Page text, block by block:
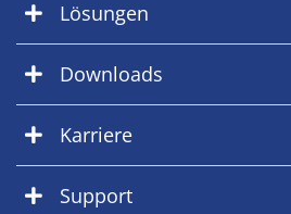
Lösungen
Downloads
Karriere
Support